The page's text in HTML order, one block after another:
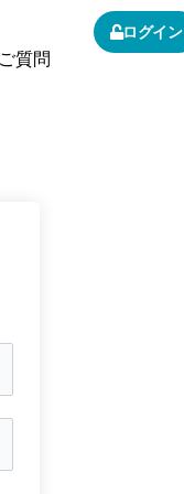
質問
ログイン